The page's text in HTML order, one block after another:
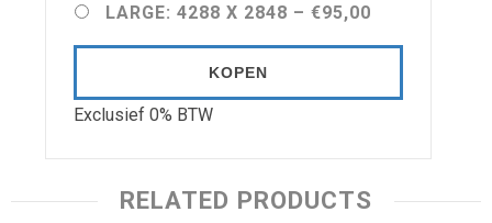
LARGE: 4288 X 2848 – €95,00
KOPEN
Exclusief 0% BTW
RELATED PRODUCTS